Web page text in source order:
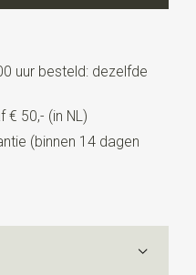
uur besteld: dezelfde
€ 50,- (in NL)
(binnen 14 dagen